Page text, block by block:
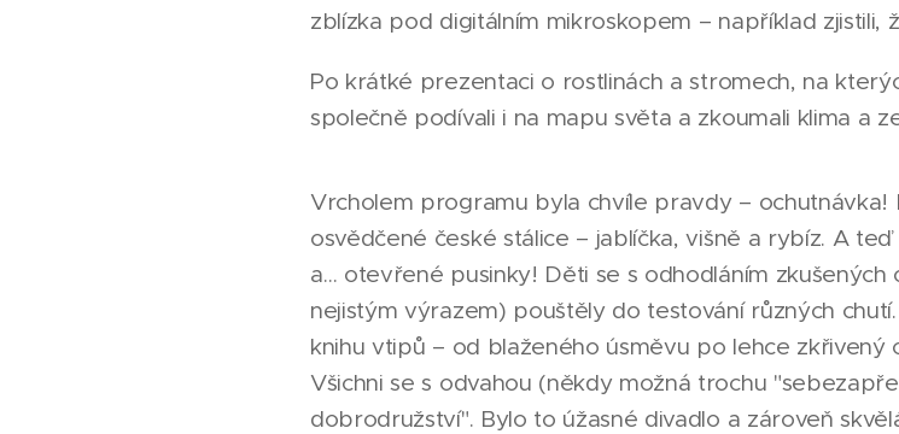
zblízka pod digitálním mikroskopem – například zjistili,
Po krátké prezentaci o rostlinách a stromech, na
společně podívali i na mapu světa a zkoumali klima a
Vrcholem programu byla chvíle pravdy – ochutnávka!
osvědčené české stálice – jablíčka, višně a rybíz. A
a… otevřené pusinky! Děti se s odhodláním zkušených
nejistým výrazem) pouštěly do testování různých
knihu vtipů – od blaženého úsměvu po lehce zkřivený
Všichni se s odvahou (někdy možná trochu
dobrodružství". Bylo to úžasné divadlo a zároveň